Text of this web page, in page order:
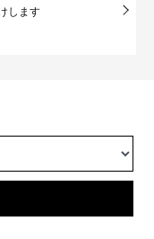
します